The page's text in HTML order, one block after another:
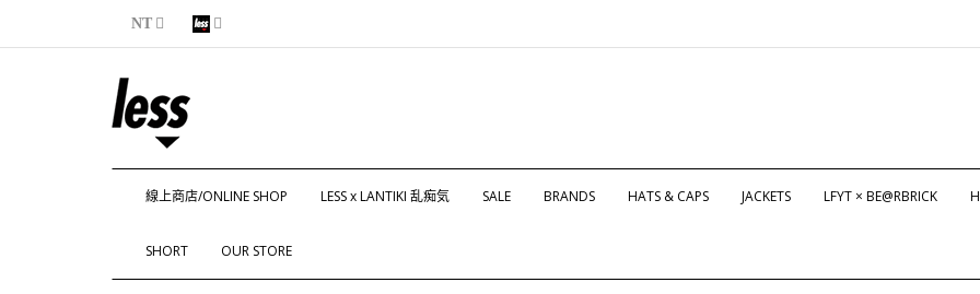
NT
線上商店/ONLINE SHOP LESS x LANTIKI 乱痴気 SALE BRANDS HATS & CAPS JACKETS LFYT × BE@RBRICK
SHORT OUR STORE